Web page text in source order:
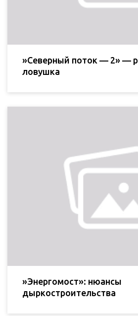
»Северный поток — 2» —
ловушка
»Энергомост»: нюансы
дыркостроительства